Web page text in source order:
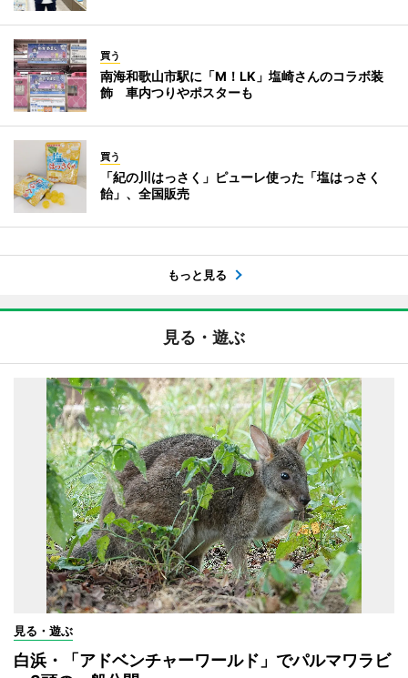
買う
南海和歌山市駅に「M！LK」塩崎さんのコラボ装
飾 車内つりやポスターも
買う
「紀の川はっさく」ピューレ使った「塩はっさく
飴」、全国販売
もっと見る
見る・遊ぶ
見る・遊ぶ
白浜・「アドベンチャーワールド」でパルマワラビ